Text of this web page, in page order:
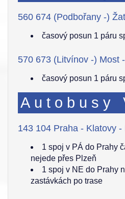
560 674 (Podbořany -)
časový posun 1 páru
570 673 (Litvínov -) Most
časový posun 1 páru
Autobusy
143 104 Praha - Klatovy -
1 spoj v PÁ do Prahy
nejede přes Plzeň
1 spoj v NE do Prahy
zastávkách po trase